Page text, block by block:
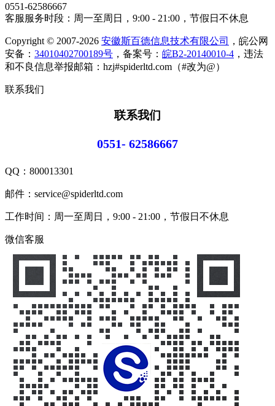
0551-62586667
客服服务时段：周一至周日，9:00 - 21:00，节假日不休息
Copyright © 2007-2026 安徽斯百德信息技术有限公司
，皖公网
安备： 34010402700189号 ，备案号： 皖B2-20140010-4 ，违法
和不良信息举报邮箱：hzj#spiderltd.com（#改为@）
联系我们
联系我们
0551- 62586667
QQ： 800013301
邮件：service@spiderltd.com
工作时间：周一至周日，9:00 - 21:00，节假日不休息
微信客服